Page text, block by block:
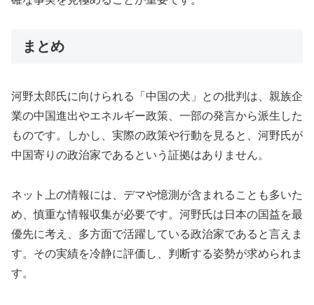
まとめ
河野太郎氏に向けられる「中国の犬」との批判は、親族企
業の中国進出やエネルギー政策、一部の発言から派生した
ものです。しかし、実際の政策や行動を見ると、河野氏が
中国寄りの政治家であるという証拠はありません。
ネット上の情報には、デマや憶測が含まれることも多いた
め、慎重な情報収集が必要です。河野氏は日本の国益を最
優先に考え、多方面で活躍している政治家であると言えま
す。その実績を冷静に評価し、判断する姿勢が求められま
す。